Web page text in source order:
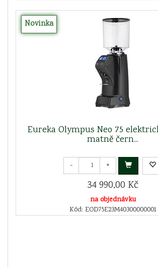
Novinka
Eureka Olympus Neo 75
matně čern...
- +
34 990,00 Kč
na objednávku
Kód: EOD75E23M40300000001